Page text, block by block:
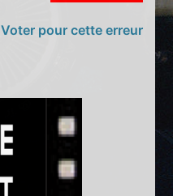
Voter pour cette erreur